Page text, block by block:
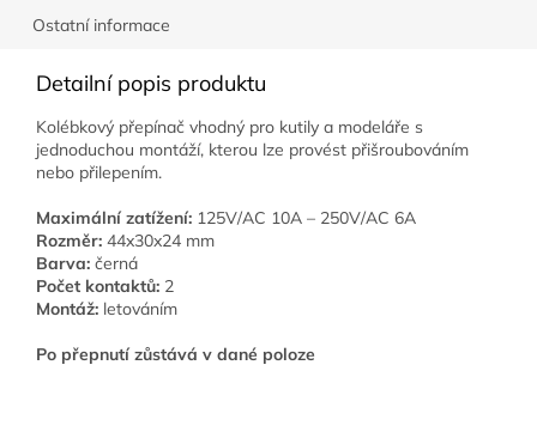
Ostatní informace
Detailní popis produktu
Kolébkový přepínač vhodný pro kutily a modeláře s
jednoduchou montáží, kterou lze provést přišroubováním
nebo přilepením.
Maximální zatížení: 125V/AC 10A – 250V/AC 6A
Rozměr: 44x30x24 mm
Barva: černá
Počet kontaktů: 2
Montáž: letováním
Po přepnutí zůstává v dané poloze